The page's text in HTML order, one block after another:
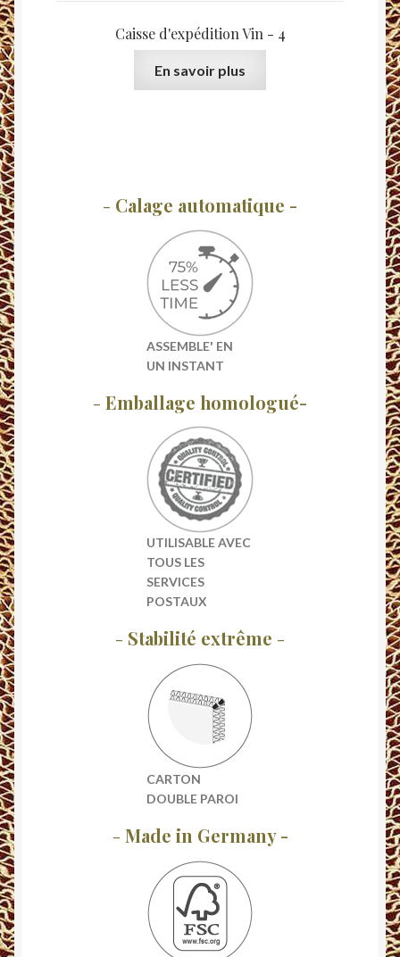
Caisse d'expédition Vin - 4
En savoir plus
- Calage automatique -
ASSEMBLE' EN
UN INSTANT
- Emballage homologué-
UTILISABLE AVEC
TOUS LES
SERVICES
POSTAUX
- Stabilité extrême -
CARTON
DOUBLE PAROI
- Made in Germany -